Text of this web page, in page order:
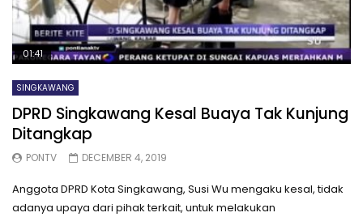
01:41
SINGKAWANG
DPRD Singkawang Kesal Buaya Tak Kunjung
Ditangkap
PONTV DECEMBER 4, 2019
Anggota DPRD Kota Singkawang, Susi Wu mengaku kesal, tidak
adanya upaya dari pihak terkait, untuk melakukan